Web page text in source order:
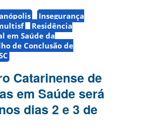
Insegurança
Residência
em Saúde da
de Conclusão de
Catarinense de
em Saúde será
dias 2 e 3 de